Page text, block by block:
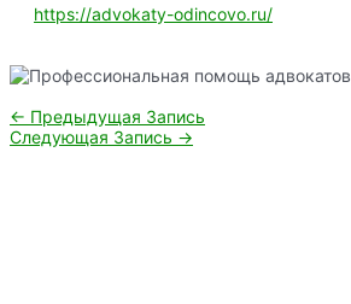
https://advokaty-odincovo.ru/
Навигация
по
← Предыдущая Запись
Следующая Запись →